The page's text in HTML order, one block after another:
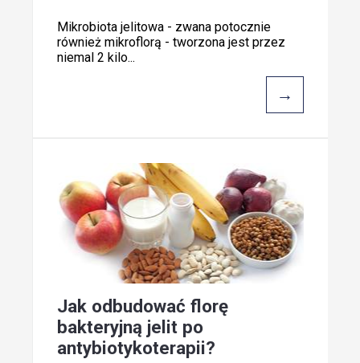
Mikrobiota jelitowa - zwana potocznie
również mikroflorą - tworzona jest przez
niemal 2 kilo...
→
Jak odbudować florę
bakteryjną jelit po
antybiotykoterapii?